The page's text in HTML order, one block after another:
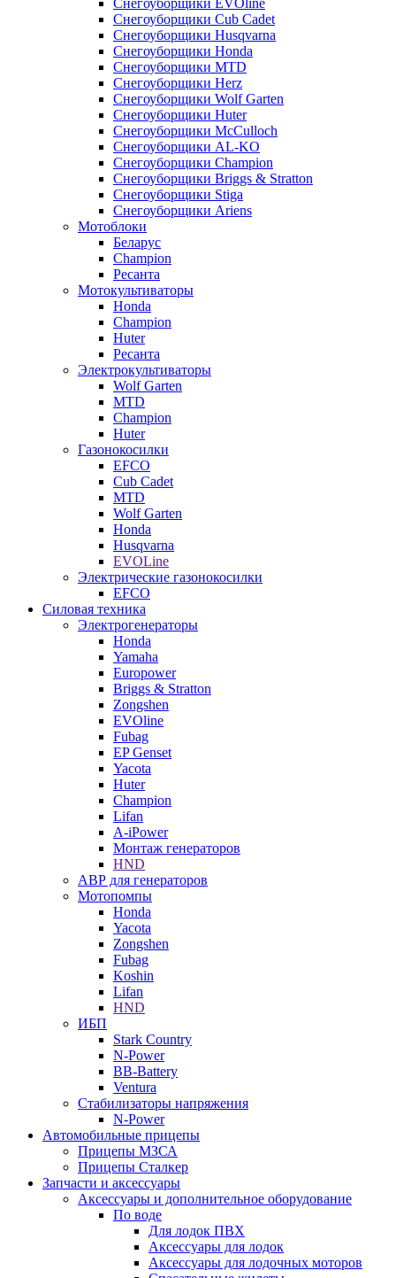
Снегоуборщики EVOline
Снегоуборщики Cub Cadet
Снегоуборщики Husqvarna
Снегоуборщики Honda
Снегоуборщики MTD
Снегоуборщики Herz
Снегоуборщики Wolf Garten
Снегоуборщики Huter
Снегоуборщики McCulloch
Снегоуборщики AL-KO
Снегоуборщики Champion
Снегоуборщики Briggs & Stratton
Снегоуборщики Stiga
Снегоуборщики Ariens
Мотоблоки
Беларус
Champion
Ресанта
Мотокультиваторы
Honda
Champion
Huter
Ресанта
Электрокультиваторы
Wolf Garten
MTD
Champion
Huter
Газонокосилки
EFCO
Cub Cadet
MTD
Wolf Garten
Honda
Husqvarna
EVOLine
Электрические газонокосилки
EFCO
Силовая техника
Электрогенераторы
Honda
Yamaha
Europower
Briggs & Stratton
Zongshen
EVOline
Fubag
EP Genset
Yacota
Huter
Champion
Lifan
A-iPower
Монтаж генераторов
HND
АВР для генераторов
Мотопомпы
Honda
Yacota
Zongshen
Fubag
Koshin
Lifan
HND
ИБП
Stark Country
N-Power
BB-Battery
Ventura
Стабилизаторы напряжения
N-Power
Автомобильные прицепы
Прицепы МЗСА
Прицепы Сталкер
Запчасти и аксессуары
Аксессуары и дополнительное оборудование
По воде
Для лодок ПВХ
Аксессуары для лодок
Аксессуары для лодочных моторов